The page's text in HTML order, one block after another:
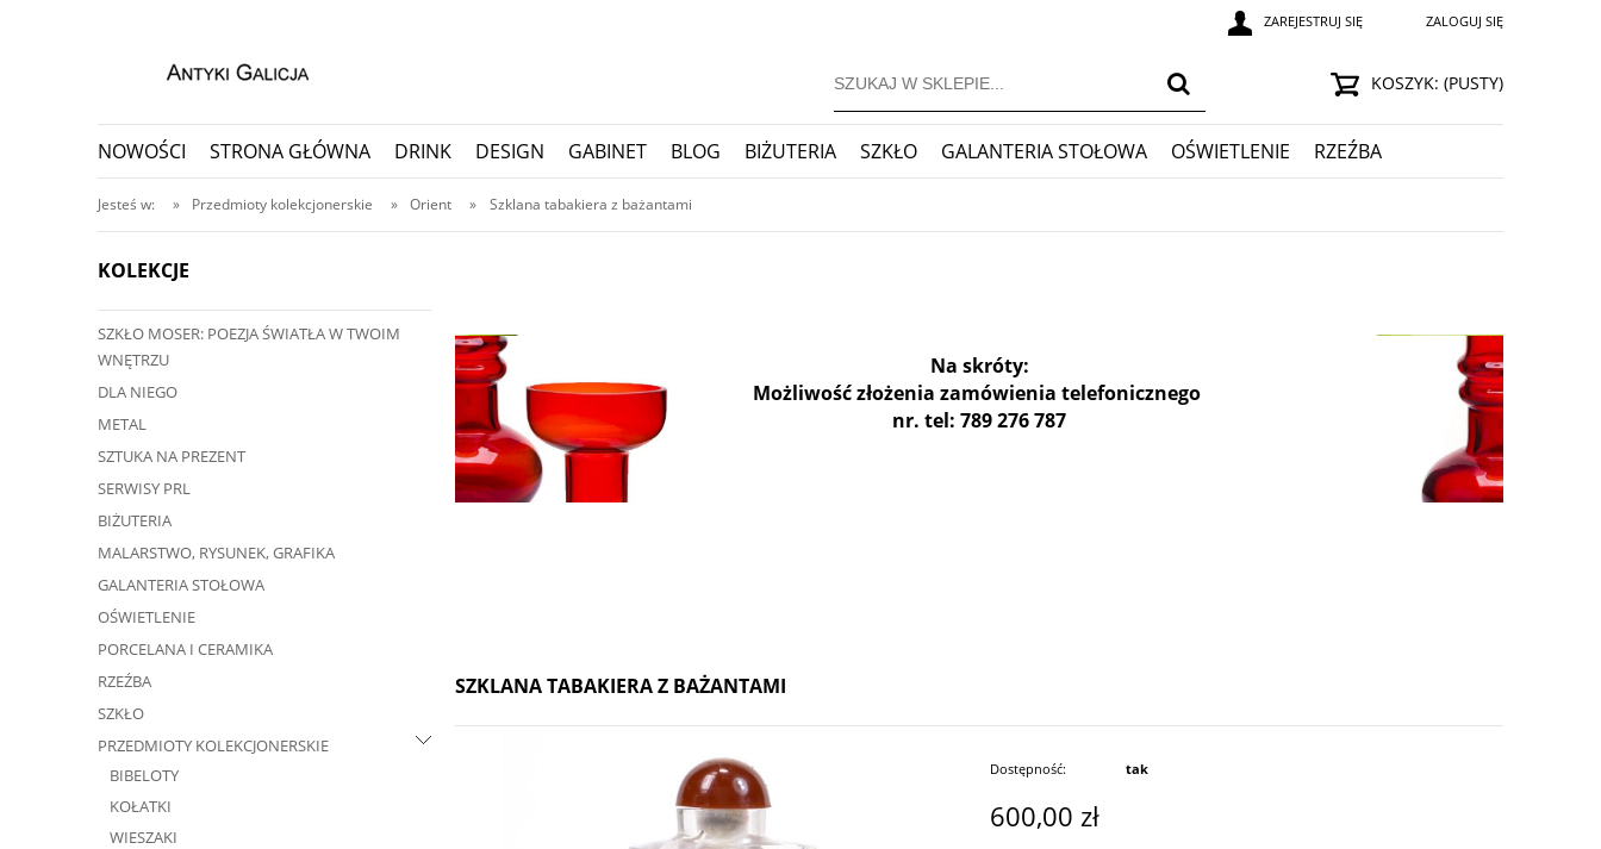
ZAREJESTRUJ SIĘ ZALOGUJ SIĘ
KOSZYK: (PUSTY)
NOWOŚCI STRONA GŁÓWNA DRINK DESIGN GABINET BLOG BIŻUTERIA SZKŁO GALANTERIA STOŁOWA OŚWIETLENIE
RZEŹBA
PORCELANA I CERAMIKA
PRZEDMIOTY KOLEKCJONERSKIE ZEGARY
Jesteś w: » Przedmioty kolekcjonerskie » Orient » Szklana tabakiera z bażantami
KOLEKCJE
SZKŁO MOSER: POEZJA ŚWIATŁA W TWOIM
WNĘTRZU
DLA NIEGO
METAL
SZTUKA NA PREZENT
SERWISY PRL
BIŻUTERIA
MALARSTWO, RYSUNEK, GRAFIKA
GALANTERIA STOŁOWA
OŚWIETLENIE
PORCELANA I CERAMIKA
RZEŹBA
SZKŁO
PRZEDMIOTY KOLEKCJONERSKIE
BIBELOTY
KOŁATKI
WIESZAKI
przedmiot?
nawet do 30 dni
Na skróty:
Możliwość złożenia zamówienia telefonicznego
nr. tel: 789 276 787
SZKLANA TABAKIERA Z BAŻANTAMI
Dostępność: tak
600,00 zł